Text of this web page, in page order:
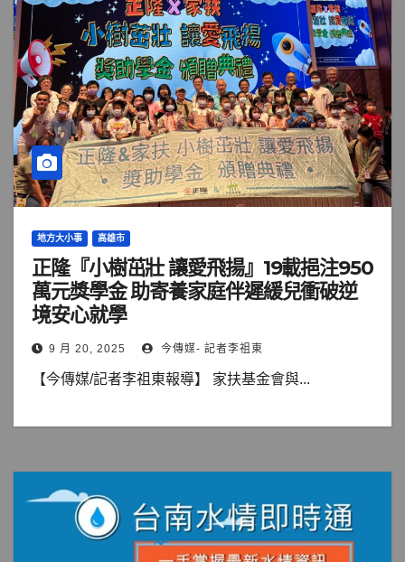
地方大小事 高雄市
正隆『小樹茁壯 讓愛飛揚』19載挹注950
萬元獎學金 助寄養家庭伴遲緩兒衝破逆
境安心就學
9 月 20, 2025 今傳媒- 記者李祖東
【今傳媒/記者李祖東報導】 家扶基金會與...